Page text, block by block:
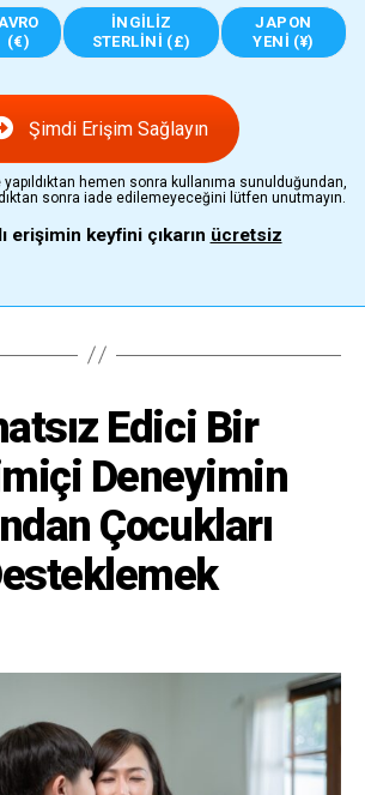
AVRO
(€)
İNGILIZ
STERLINI (£)
JAPON
YENI (¥)
Şimdi Erişim Sağlayın
hemen sonra kullanıma sunulduğundan,
sonra iade edilemeyeceğini lütfen unutmayın.
erişimin keyfini çıkarın ücretsiz
Edici Bir
Deneyimin
Çocukları